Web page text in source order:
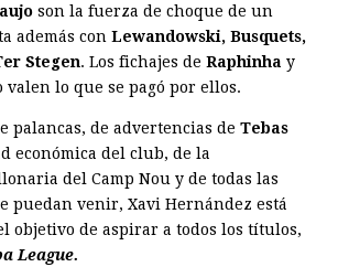
son la fuerza de choque de un
además con Lewandowski, Busquets,
Stegen. Los fichajes de Raphinha y
valen lo que se pagó por ellos.
palancas, de advertencias de Tebas
económica del club, de la
del Camp Nou y de todas las
puedan venir, Xavi Hernández está
objetivo de aspirar a todos los títulos,
League.